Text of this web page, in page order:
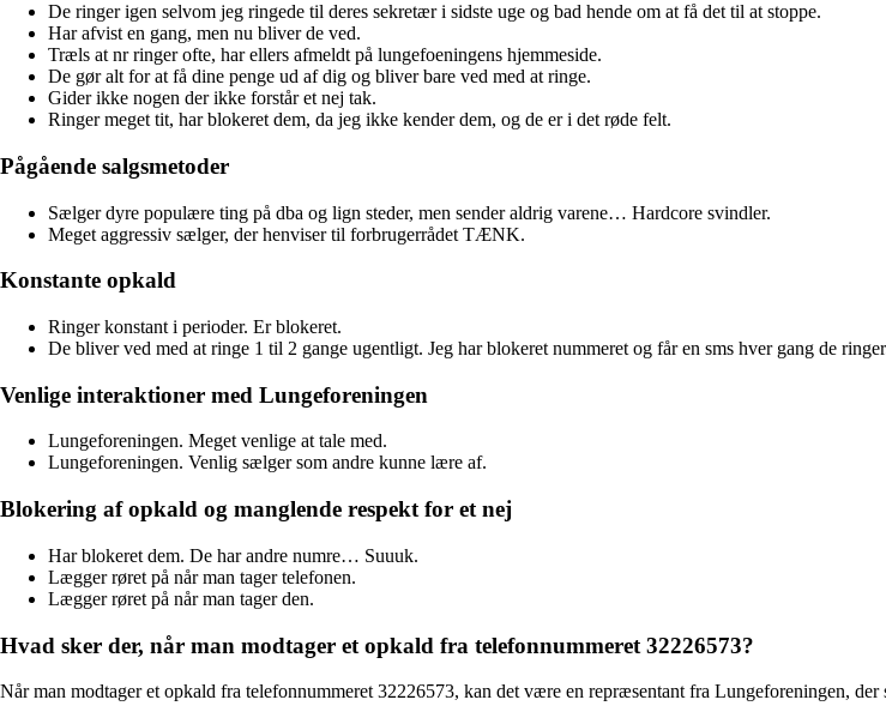
De ringer igen selvom jeg ringede til deres sekretær i sidste uge og bad hende om at få det til at stoppe.
Har afvist en gang, men nu bliver de ved.
Træls at nr ringer ofte, har ellers afmeldt på lungefoeningens hjemmeside.
De gør alt for at få dine penge ud af dig og bliver bare ved med at ringe.
Gider ikke nogen der ikke forstår et nej tak.
Ringer meget tit, har blokeret dem, da jeg ikke kender dem, og de er i det røde felt.
Pågående salgsmetoder
Sælger dyre populære ting på dba og lign steder, men sender aldrig varene… Hardcore svindler.
Meget aggressiv sælger, der henviser til forbrugerrådet TÆNK.
Konstante opkald
Ringer konstant i perioder. Er blokeret.
De bliver ved med at ringe 1 til 2 gange ugentligt. Jeg har blokeret nummeret og får en sms hver gang de
Venlige interaktioner med Lungeforeningen
Lungeforeningen. Meget venlige at tale med.
Lungeforeningen. Venlig sælger som andre kunne lære af.
Blokering af opkald og manglende respekt for et nej
Har blokeret dem. De har andre numre… Suuuk.
Lægger røret på når man tager telefonen.
Lægger røret på når man tager den.
Hvad sker der, når man modtager et opkald fra telefonnummeret 32226573?
Når man modtager et opkald fra telefonnummeret 32226573, kan det være en repræsentant fra Lungeforeningen, der